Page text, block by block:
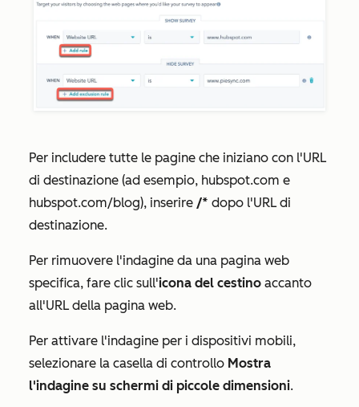
Per includere tutte le pagine che iniziano con l'URL
di destinazione (ad esempio, hubspot.com e
hubspot.com/blog), inserire /* dopo l'URL di
destinazione.
Per rimuovere l'indagine da una pagina web
specifica, fare clic sull'icona del cestino accanto
all'URL della pagina web.
Per attivare l'indagine per i dispositivi mobili,
selezionare la casella di controllo Mostra
l'indagine su schermi di piccole dimensioni.